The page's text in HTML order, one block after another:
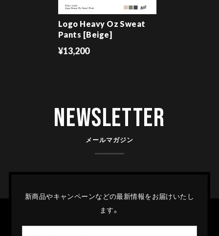
Logo Heavy Oz Sweat
Pants [Beige]
¥13,200
Newsletter
メールマガジン
新商品やキャンペーンなどの最新情報をお届けいたし
ます。